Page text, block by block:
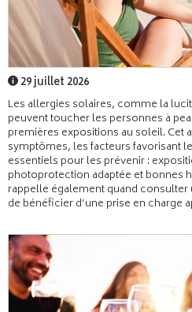
29 juillet 2026
Les allergies solaires, comme la
peuvent toucher les personnes à
premières expositions au soleil. Cet
symptômes, les facteurs favorisant
essentiels pour les prévenir :
photoprotection adaptée et bonnes
rappelle également quand
de bénéficier d’une prise en charge